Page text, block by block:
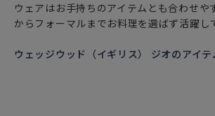
ウェアはお手持ちのアイテムとも合わせや
からフォーマルまでお料理を選ばず活躍し
ウェッジウッド（イギリス） ジオのアイ